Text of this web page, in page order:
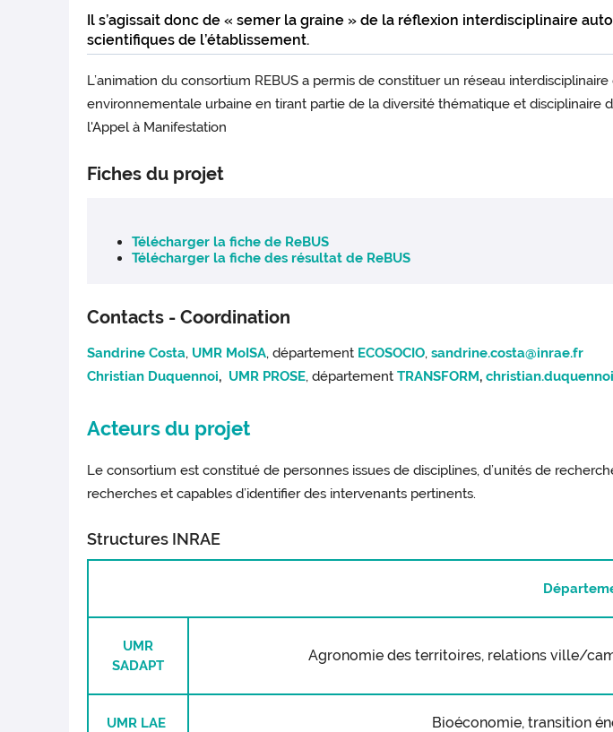
Il s’agissait donc de « semer la graine » de la réflexion interdisciplinaire
scientifiques de l’établissement.
La réalisation d’une étude exploratoire des start-ups qui collectent et
année de l’INSA Centre – Val de Loire a été valorisée par la
circular business models for urban solid biowaste valorisation, V. Savary, S.
INRAE Bioéconomie des territoires urbains mais aussi extérieurs à INRAE
En quoi la flexibilité/modulabilité du SUBE change-t-elle le cadre des
En quoi le cadre de la résilience change-t-il le cadre des contraintes du
L’animation du consortium REBUS a permis de constituer un réseau
environnementale urbaine en tirant partie de la diversité thématique et disciplinaire
l'Appel à Manifestation
Fiches du projet
Télécharger la fiche de ReBUS
Télécharger la fiche des résultat de ReBUS
Contacts - Coordination
Sandrine Costa, UMR MoISA, département ECOSOCIO,sandrine.costa@inrae.fr
Christian Duquennoi, UMR PROSE, départementTRANSFORM,
Acteurs du projet
Le consortium est constitué de personnes issues de disciplines, d’unités de
recherches et capables d’identifier des intervenants pertinents.
Structures INRAE
UMR
SADAPT
Agronomie des territoires, relations ville/
UMR LAE Bioéconomie, transition